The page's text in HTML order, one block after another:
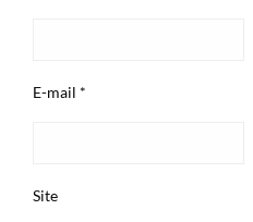
E-mail *
Site